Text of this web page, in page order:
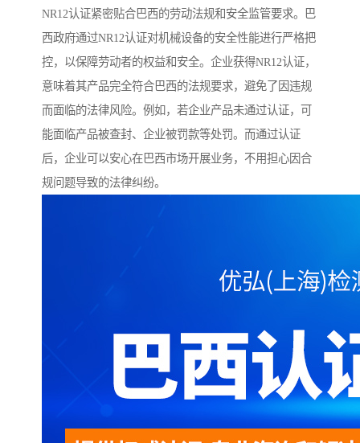
NR12认证紧密贴合巴西的劳动法规和安全监管要求。巴
西政府通过NR12认证对机械设备的安全性能进行严格把
控，以保障劳动者的权益和安全。企业获得NR12认证，
意味着其产品完全符合巴西的法规要求，避免了因违规
而面临的法律风险。例如，若企业产品未通过认证，可
能面临产品被查封、企业被罚款等处罚。而通过认证
后，企业可以安心在巴西市场开展业务，不用担心因合
规问题导致的法律纠纷。